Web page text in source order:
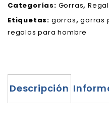
Categorías: Gorras,
Etiquetas: gorras,gorras
regalos para hombre
Descripción